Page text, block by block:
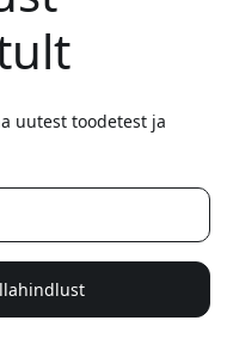
uutest toodetest ja